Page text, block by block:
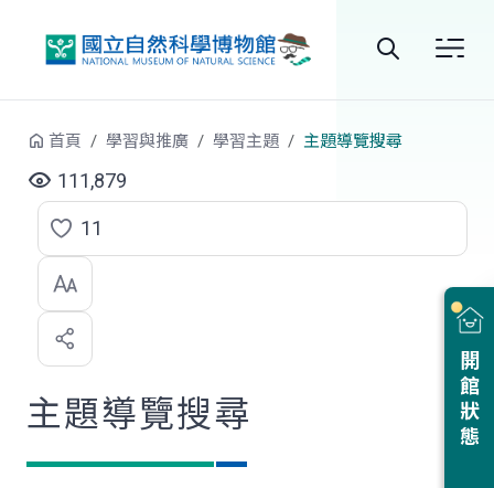
站
尋
開館狀態
首頁 學習與推廣 學習主題 主題導覽搜尋
111,879
點
選
喜
歡
11
主題導覽搜尋